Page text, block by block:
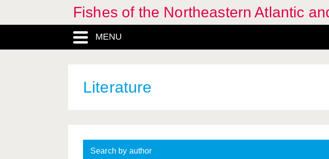
Fishes of the Northeastern Atlantic
MENU
Literature
Search by author